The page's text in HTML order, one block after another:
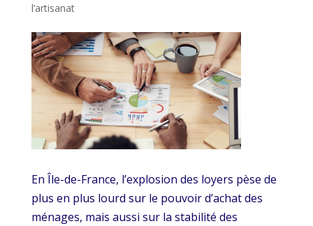
l’artisanat
En Île-de-France, l’explosion des loyers pèse de
plus en plus lourd sur le pouvoir d’achat des
ménages, mais aussi sur la stabilité des